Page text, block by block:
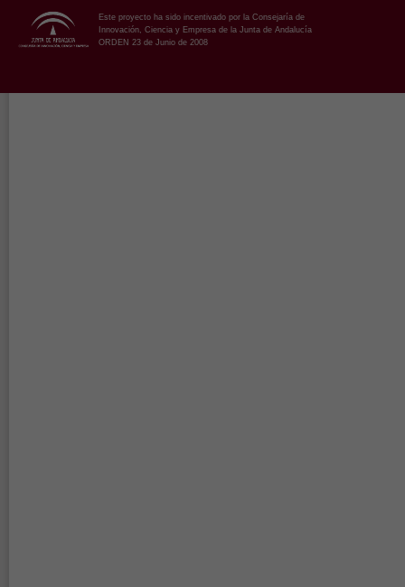
Este proyecto ha sido incentivado por la Consejaría de
Innovación, Ciencia y Empresa de la Junta de Andalucía
ORDEN 23 de Junio de 2008